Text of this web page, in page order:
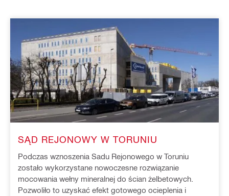
SĄD REJONOWY W TORUNIU
Podczas wznoszenia Sadu Rejonowego w Toruniu
zostało wykorzystane nowoczesne rozwiązanie
mocowania wełny mineralnej do ścian żelbetowych.
Pozwoliło to uzyskać efekt gotowego ocieplenia i